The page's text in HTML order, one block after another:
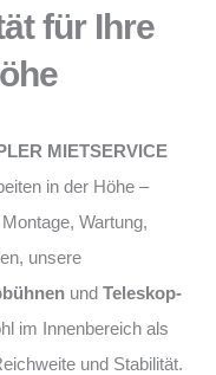
für Ihre
MIETSERVICE
in der Höhe –
Wartung,
unsere
und Teleskop-
im Innenbereich als
und Stabilität.